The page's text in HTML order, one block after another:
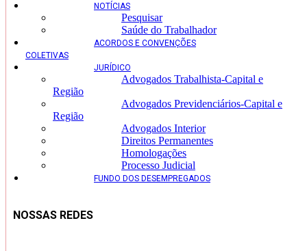
NOTÍCIAS
Pesquisar
Saúde do Trabalhador
ACORDOS E CONVENÇÕES
COLETIVAS
JURÍDICO
Advogados Trabalhista-Capital e
Região
Advogados Previdenciários-Capital e
Região
Advogados Interior
Direitos Permanentes
Homologações
Processo Judicial
FUNDO DOS DESEMPREGADOS
NOSSAS REDES